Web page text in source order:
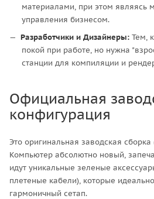
материалами, при этом являясь
управления бизнесом.
Разработчики и Дизайнеры: Тем,
покой при работе, но нужна
станции для компиляции и
Официальная
конфигурация
Это оригинальная заводская сборка
Компьютер абсолютно новый,
идут уникальные зеленые
плетеные кабели), которые
гармоничный сетап.